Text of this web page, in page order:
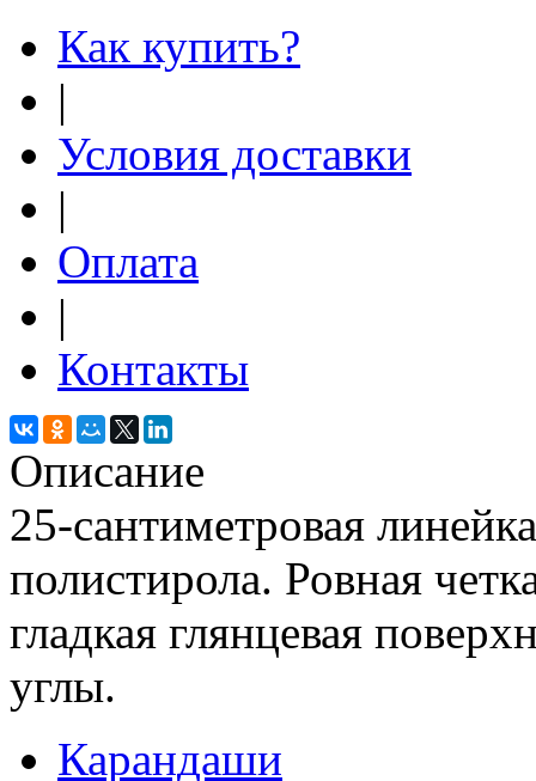
Как купить?
|
Условия доставки
|
Оплата
|
Контакты
Описание
25-сантиметровая
полистирола. Ровная
гладкая глянцевая
углы.
Карандаши